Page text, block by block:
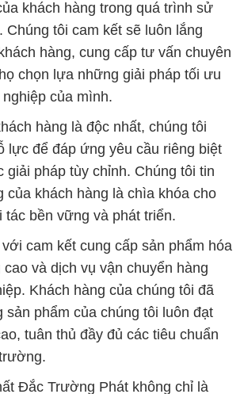
khách hàng trong quá trình sử
Chúng tôi cam kết sẽ luôn lắng
hàng, cung cấp tư vấn chuyên
chọn lựa những giải pháp tối ưu
của mình.
hàng là độc nhất, chúng tôi
lực để đáp ứng yêu cầu riêng biệt
giải pháp tùy chỉnh. Chúng tôi tin
của khách hàng là chìa khóa cho
tác bền vững và phát triển.
cam kết cung cấp sản phẩm hóa
và dịch vụ vận chuyển hàng
Khách hàng của chúng tôi đã
sản phẩm của chúng tôi luôn đạt
tuân thủ đầy đủ các tiêu chuẩn
Đắc Trường Phát không chỉ là